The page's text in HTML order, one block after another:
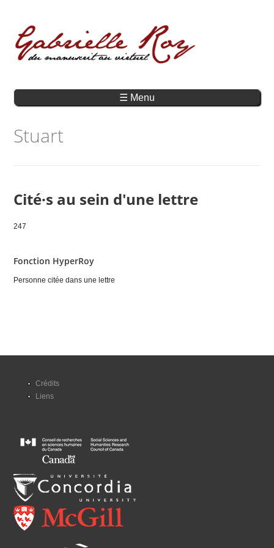
☰ Menu
Stuart
Cité·s au sein d'une lettre
247
Fonction HyperRoy
Personne citée dans une lettre
Crédits
Liens